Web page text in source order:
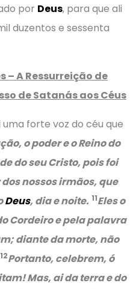
por Deus, para que ali
duzentos e sessenta
– A Ressurreição de
de Satanás aos Céus
uma forte voz do céu que
o poder e o Reino do
do seu Cristo, pois foi
nossos irmãos, que
Deus, dia e noite. 11Eles o
Cordeiro e pela palavra
diante da morte, não
12Portanto, celebrem, ó
Mas, ai da terra e do